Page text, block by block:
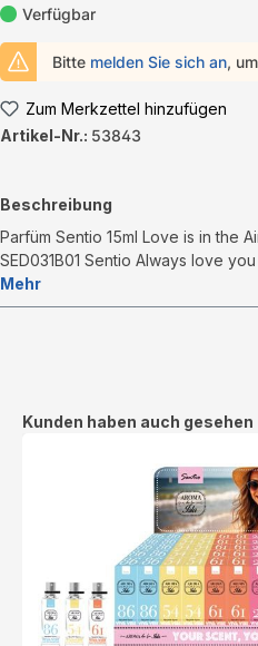
Verfügbar
Bitte melden Sie sich an,
Zum Merkzettel hinzufügen
Artikel-Nr.: 53843
Beschreibung
Parfüm Sentio 15ml Love is in the
SED031B01 Sentio Always love
Mehr
Produktgalerie überspringen
Kunden haben auch gesehen